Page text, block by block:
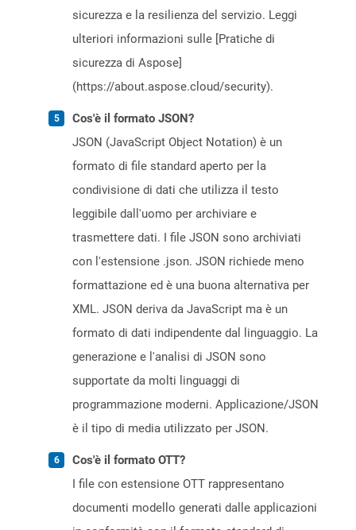
sicurezza e la resilienza del servizio. Leggi
ulteriori informazioni sulle [Pratiche di
sicurezza di Aspose]
(https://about.aspose.cloud/security).
Cos'è il formato JSON?
JSON (JavaScript Object Notation) è un
formato di file standard aperto per la
condivisione di dati che utilizza il testo
leggibile dall'uomo per archiviare e
trasmettere dati. I file JSON sono archiviati
con l'estensione .json. JSON richiede meno
formattazione ed è una buona alternativa per
XML. JSON deriva da JavaScript ma è un
formato di dati indipendente dal linguaggio. La
generazione e l'analisi di JSON sono
supportate da molti linguaggi di
programmazione moderni. Applicazione/JSON
è il tipo di media utilizzato per JSON.
Cos'è il formato OTT?
I file con estensione OTT rappresentano
documenti modello generati dalle applicazioni